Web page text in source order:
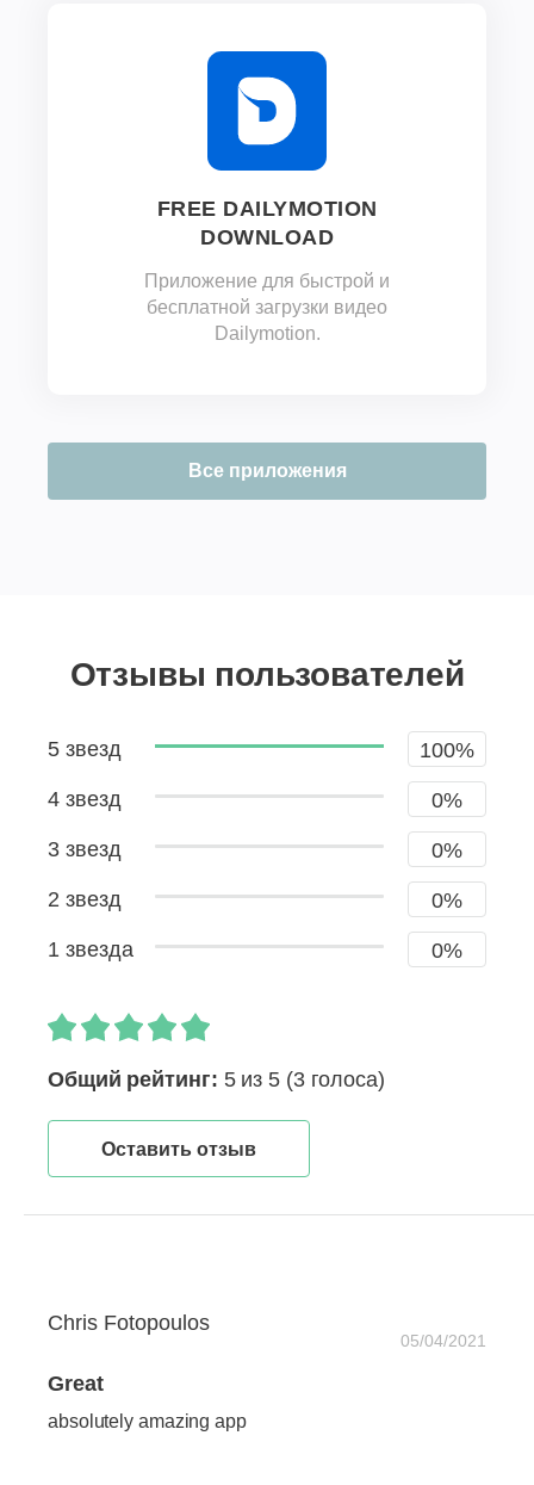
FREE DAILYMOTION
DOWNLOAD
Приложение для быстрой и
бесплатной загрузки видео
Dailymotion.
Все приложения
Отзывы пользователей
5 звезд 100%
4 звезд 0%
3 звезд 0%
2 звезд 0%
1 звезда 0%
Общий рейтинг: 5 из 5 (3 голоса)
Оставить отзыв
Chris Fotopoulos
05/04/2021
Great
absolutely amazing app